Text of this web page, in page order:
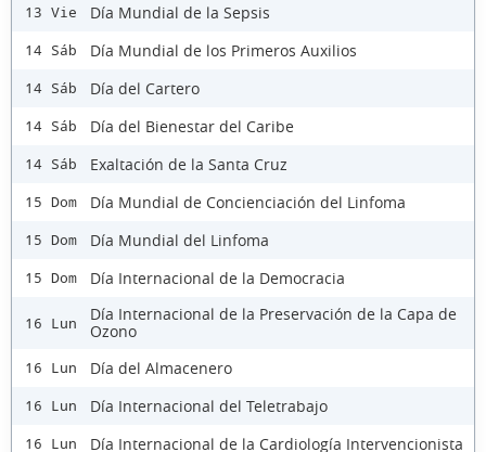
13 Vie Día Mundial de la Sepsis
14 Sáb Día Mundial de los Primeros Auxilios
14 Sáb Día del Cartero
14 Sáb Día del Bienestar del Caribe
14 Sáb Exaltación de la Santa Cruz
15 Dom Día Mundial de Concienciación del Linfoma
15 Dom Día Mundial del Linfoma
15 Dom Día Internacional de la Democracia
16 Lun
Día Internacional de la Preservación de la Capa de
Ozono
16 Lun Día del Almacenero
16 Lun Día Internacional del Teletrabajo
16 Lun Día Internacional de la Cardiología Intervencionista